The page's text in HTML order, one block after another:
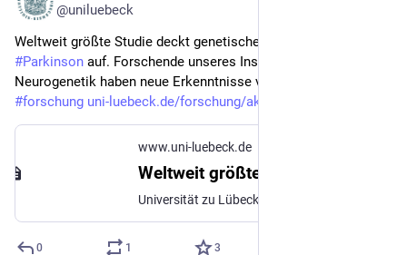
@uniluebeck
#Parkinson auf. Forschende unseres Instituts für
#forschung uni-luebeck.de/forschung/aktue
www.uni-luebeck.de
Universität zu Lübeck. Im Focus das Leben
0 1 3